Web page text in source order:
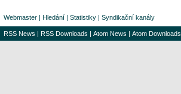
Webmaster | Hledání | Statistiky | Syndikační kanály
RSS News | RSS Downloads | Atom News | Atom Downloads